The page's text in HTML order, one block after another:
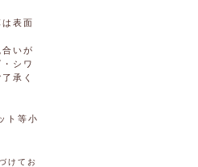
表面
いが
シワ
承く
ト等小
けてお